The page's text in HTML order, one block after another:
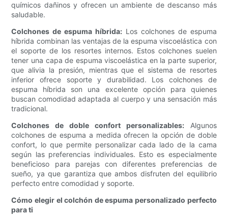
químicos dañinos y ofrecen un ambiente de descanso más
saludable.
Colchones de espuma híbrida: Los colchones de espuma
híbrida combinan las ventajas de la espuma viscoelástica con
el soporte de los resortes internos. Estos colchones suelen
tener una capa de espuma viscoelástica en la parte superior,
que alivia la presión, mientras que el sistema de resortes
inferior ofrece soporte y durabilidad. Los colchones de
espuma híbrida son una excelente opción para quienes
buscan comodidad adaptada al cuerpo y una sensación más
tradicional.
Colchones de doble confort personalizables:Algunos
colchones de espuma a medida ofrecen la opción de doble
confort, lo que permite personalizar cada lado de la cama
según las preferencias individuales. Esto es especialmente
beneficioso para parejas con diferentes preferencias de
sueño, ya que garantiza que ambos disfruten del equilibrio
perfecto entre comodidad y soporte.
Cómo elegir el colchón de espuma personalizado perfecto
para ti